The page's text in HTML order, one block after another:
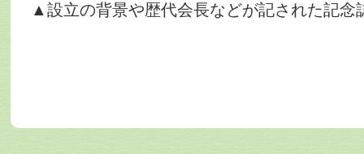
▲設立の背景や歴代会長などが記された記念